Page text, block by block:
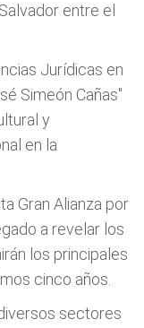
entre el
Jurídicas en
Simeón Cañas"
y
en la
Gran Alianza por
a revelar los
los principales
cinco años.
sectores